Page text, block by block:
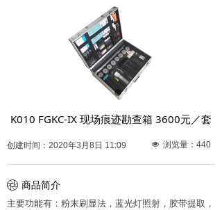
K010 FGKC-IX 现场痕迹勘查箱 3600元／套
商品简介
创建时间： 2020年3月8日 11:09
主要功能有：粉末刷显法，蓝光灯照射，胶带提取，
ꁵ
넶 浏览量： 440